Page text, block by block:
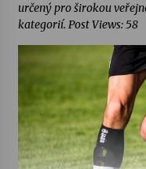
určený pro širokou
kategorií. Post Views: 58